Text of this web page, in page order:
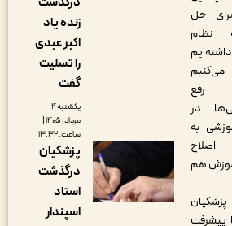
زنده یاد
اکبر عبدی
را تسلیت
مرداد, ۱۴۰۵ |
پزشکیان
درگذشت
استاد